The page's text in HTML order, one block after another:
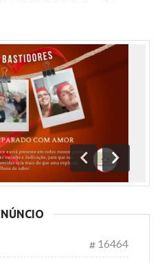
AnteriorPróximo
16464